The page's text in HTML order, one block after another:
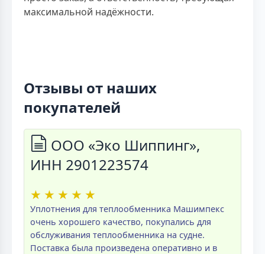
максимальной надёжности.
Отзывы от наших
покупателей
ООО «Эко Шиппинг»,
ИНН 2901223574
★ ★ ★ ★ ★
Уплотнения для теплообменника Машимпекс
очень хорошего качество, покупались для
обслуживания теплообменника на судне.
Поставка была произведена оперативно и в